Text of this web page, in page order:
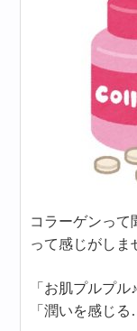
コラーゲンって
って感じがしま
「お肌プルプル
「潤いを感じ